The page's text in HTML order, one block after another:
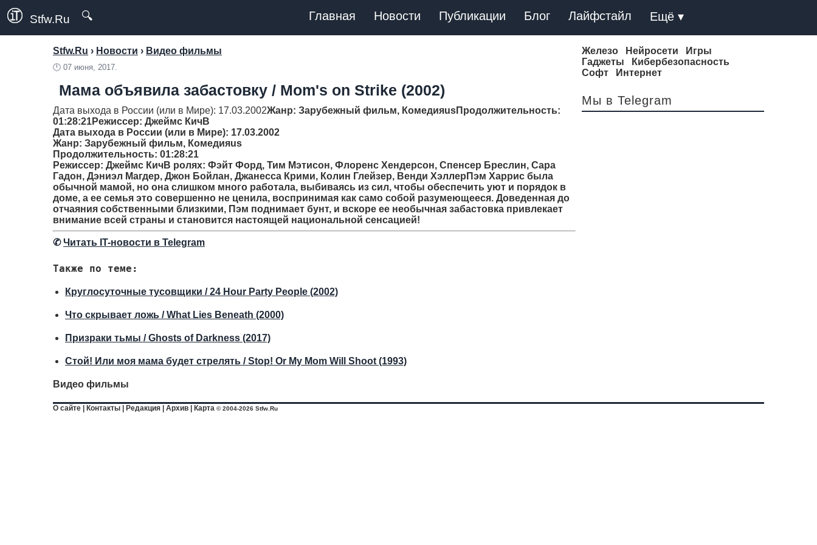
Stfw.Ru 🔍 Главная Новости Публикации Блог Лайфстайл Ещё ▾
Stfw.Ru › Новости › Видео фильмы
🕛 07 июня, 2017.
Мама объявила забастовку / Mom's on Strike (2002)
Дата выхода в России (или в Мире): 17.03.2002Жанр: Зарубежный фильм, КомедияusПродолжительность:
01:28:21Режиссер: Джеймс КичВ
Дата выхода в России (или в Мире): 17.03.2002
Жанр: Зарубежный фильм, Комедияus
Продолжительность: 01:28:21
Режиссер: Джеймс КичВ ролях: Фэйт Форд, Тим Мэтисон, Флоренс Хендерсон, Спенсер Бреслин, Сара
Гадон, Дэниэл Магдер, Джон Бойлан, Джанесса Крими, Колин Глейзер, Венди ХэллерПэм Харрис была
обычной мамой, но она слишком много работала, выбиваясь из сил, чтобы обеспечить уют и порядок в
доме, а ее семья это совершенно не ценила, воспринимая как само собой разумеющееся. Доведенная до
отчаяния собственными близкими, Пэм поднимает бунт, и вскоре ее необычная забастовка привлекает
внимание всей страны и становится настоящей национальной сенсацией!
✆Читать IT-новости в Telegram
Также по теме:
Круглосуточные тусовщики / 24 Hour Party People (2002)
Что скрывает ложь / What Lies Beneath (2000)
Призраки тьмы / Ghosts of Darkness (2017)
Стой! Или моя мама будет стрелять / Stop! Or My Mom Will Shoot (1993)
Железо Нейросети
Игры
Гаджеты
Кибербезопасность
Софт
Интернет
Мы в Telegram
Видео фильмы
О сайте Контакты Редакция Архив Карта © 2004-2026 Stfw.Ru